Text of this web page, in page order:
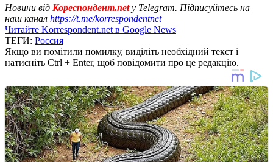
Новини від Кореспондент.netу Telegram. Підписуйтесь на
наш канал https://t.me/korrespondentnet
Читайте Korrespondent.net в Google News
ТЕГИ: Россия
Якщо ви помітили помилку, виділіть необхідний текст і
натисніть Ctrl + Enter, щоб повідомити про це редакцію.